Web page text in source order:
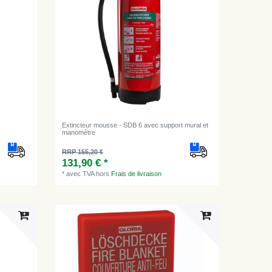
Extincteur mousse - SDB 6 avec support mural et
manomètre
RRP 155,20 €
131,90 € *
*avec TVAhorsFrais de livraison